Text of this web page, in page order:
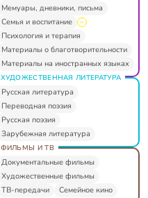
Мемуары, дневники, письма
Семья и воспитание
Психология и терапия
Материалы о благотворительности
Материалы на иностранных языках
ХУДОЖЕСТВЕННАЯ ЛИТЕРАТУРА
Русская литература
Переводная поэзия
Русская поэзия
Зарубежная литература
ФИЛЬМЫ И ТВ
Документальные фильмы
Художественные фильмы
ТВ-передачи
Семейное кино